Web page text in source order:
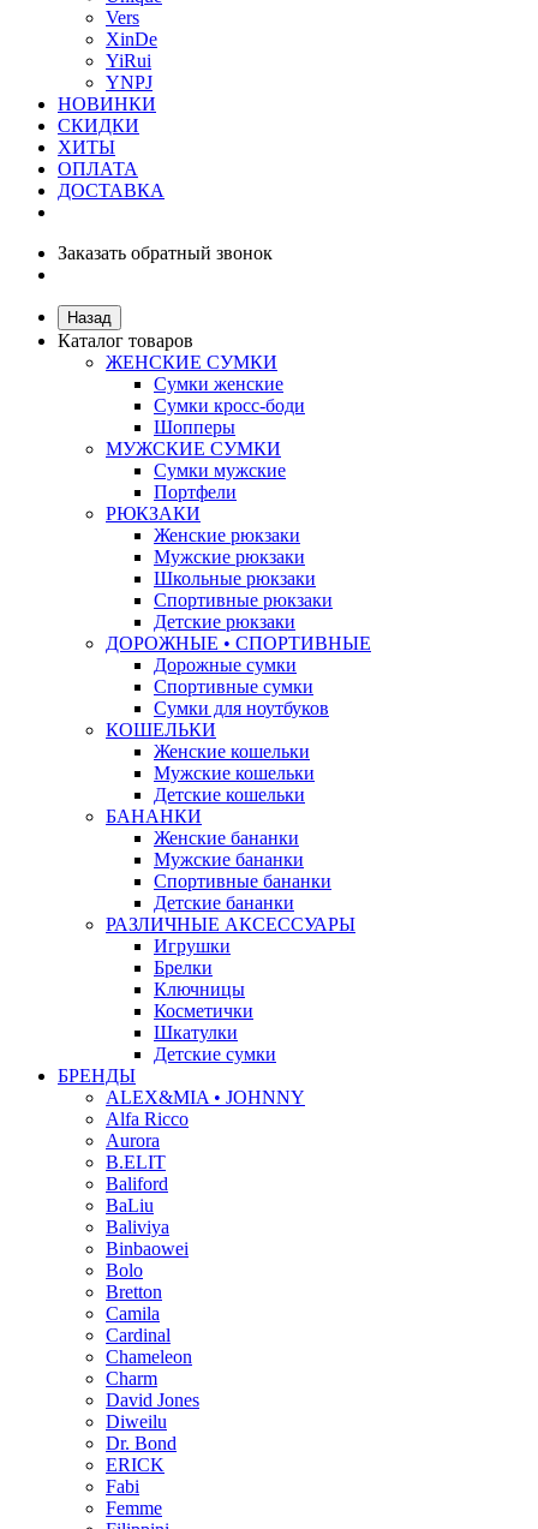
Vers
XinDe
YiRui
YNPJ
НОВИНКИ
СКИДКИ
ХИТЫ
ОПЛАТА
ДОСТАВКА
Заказать обратный звонок
Назад
Каталог товаров
ЖЕНСКИЕ СУМКИ
Сумки женские
Сумки кросс-боди
Шопперы
МУЖСКИЕ СУМКИ
Сумки мужские
Портфели
РЮКЗАКИ
Женские рюкзаки
Мужские рюкзаки
Школьные рюкзаки
Спортивные рюкзаки
Детские рюкзаки
ДОРОЖНЫЕ • СПОРТИВНЫЕ
Дорожные сумки
Спортивные сумки
Сумки для ноутбуков
КОШЕЛЬКИ
Женские кошельки
Мужские кошельки
Детские кошельки
БАНАНКИ
Женские бананки
Мужские бананки
Спортивные бананки
Детские бананки
РАЗЛИЧНЫЕ АКСЕССУАРЫ
Игрушки
Брелки
Ключницы
Косметички
Шкатулки
Детские сумки
БРЕНДЫ
ALEX&MIA • JOHNNY
Alfa Ricco
Aurora
B.ELIT
Baliford
BaLiu
Baliviya
Binbaowei
Bolo
Bretton
Camila
Cardinal
Chameleon
Charm
David Jones
Diweilu
Dr. Bond
ERICK
Fabi
Femme